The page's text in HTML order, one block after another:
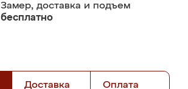
Замер, доставка и подъем
бесплатно
Доставка Оплата